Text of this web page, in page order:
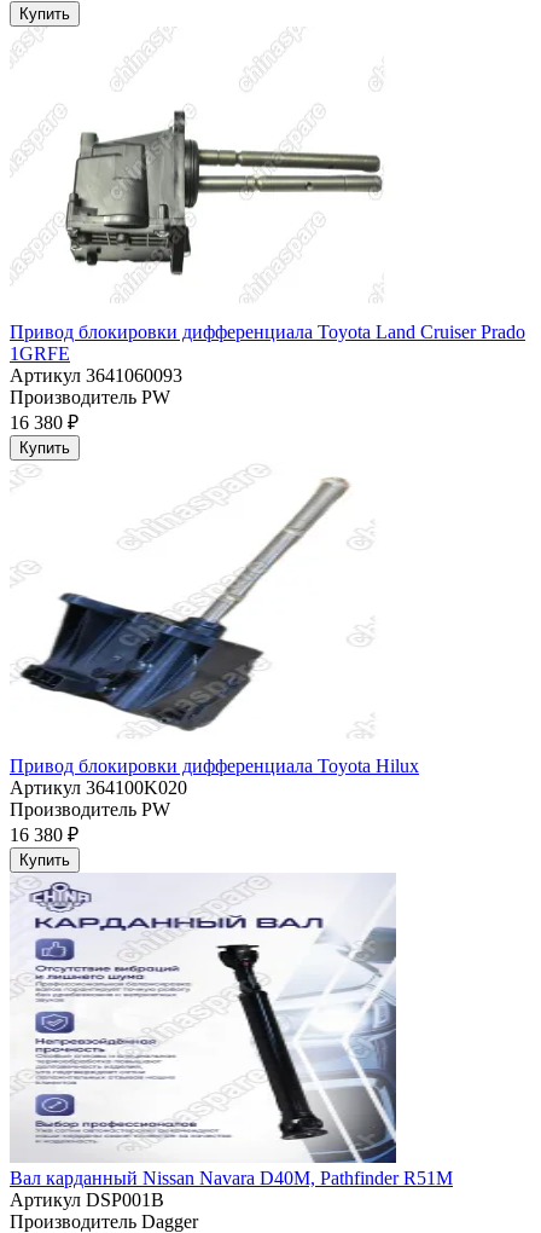
Купить
Привод блокировки дифференциала Toyota Land Cruiser Prado
1GRFE
Артикул 3641060093
Производитель PW
16 380 ₽
Купить
Привод блокировки дифференциала Toyota Hilux
Артикул 364100K020
Производитель PW
16 380 ₽
Купить
Вал карданный Nissan Navara D40M, Pathfinder R51M
Артикул DSP001B
Производитель Dagger